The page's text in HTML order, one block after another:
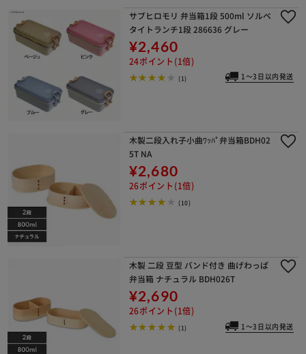
サブヒロモリ 弁当箱1段 500ml ソルベ
タイトランチ1段 286636 グレー
¥2,460
24ポイント(1倍)
(1) 1～3日以内発送
木製二段入れ子小曲ﾜｯﾊﾟ弁当箱BDH02
5T NA
¥2,680
26ポイント(1倍)
(10)
木製 二段 豆型 バンド付き 曲げわっぱ
弁当箱 ナチュラル BDH026T
¥2,690
26ポイント(1倍)
(1) 1～3日以内発送